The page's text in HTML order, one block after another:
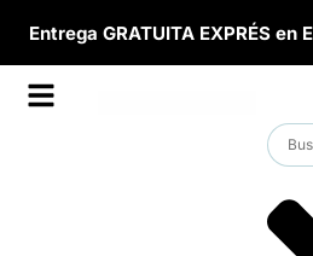
Entrega GRATUITA EXPRÉS en